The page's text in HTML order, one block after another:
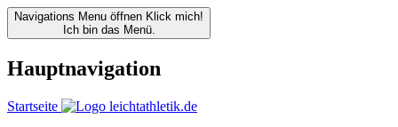
Navigations Menu öffnen Klick mich!
Ich bin das Menü.
Hauptnavigation
Startseite